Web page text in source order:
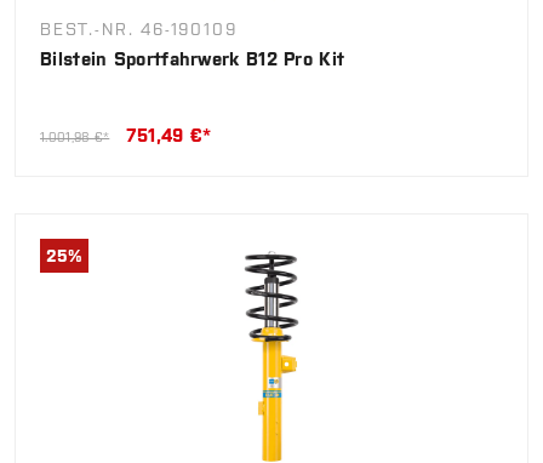
BEST.-NR. 46-190109
Bilstein Sportfahrwerk B12 Pro Kit
1.001,98 €* 751,49 €*
25%